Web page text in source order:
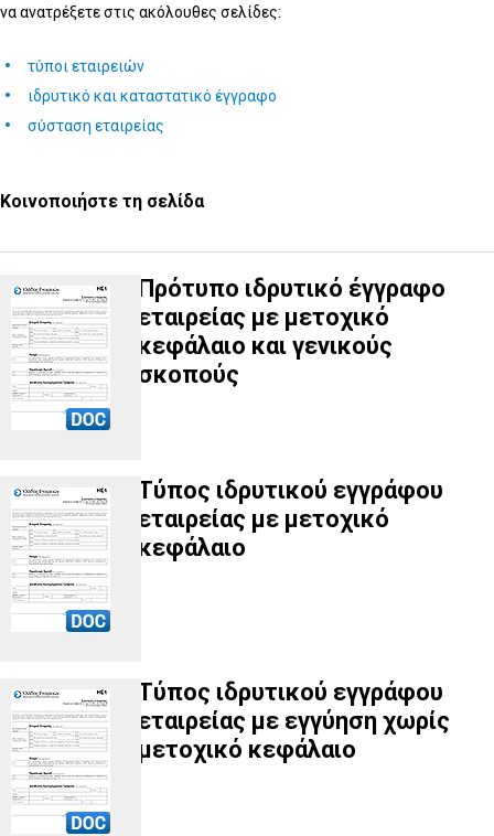
να ανατρέξετε στις ακόλουθες σελίδες:
τύποι εταιρειών
ιδρυτικό και καταστατικό έγγραφο
σύσταση εταιρείας
Κοινοποιήστε τη σελίδα
Πρότυπο ιδρυτικό έγγραφο
εταιρείας με μετοχικό
κεφάλαιο και γενικούς
σκοπούς
Τύπος ιδρυτικού εγγράφου
εταιρείας με μετοχικό
κεφάλαιο
Τύπος ιδρυτικού εγγράφου
εταιρείας με εγγύηση χωρίς
μετοχικό κεφάλαιο